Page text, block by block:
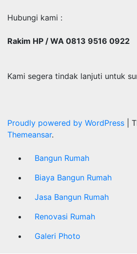
Hubungi kami :
Rakim HP / WA 0813 9516 0922
Kami segera tindak lanjuti untuk
Proudly powered by WordPress
Themeansar.
Bangun Rumah
Biaya Bangun Rumah
Jasa Bangun Rumah
Renovasi Rumah
Galeri Photo